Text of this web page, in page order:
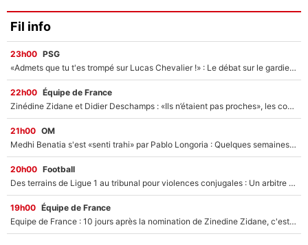
Fil info
23h00 PSG
«Admets que tu t'es trompé sur Lucas Chevalier !» : Le débat sur le gardien du PSG vire au clash à l'After Foot
22h00 Équipe de France
Zinédine Zidane et Didier Deschamps : «Ils n’étaient pas proches», les confidences d’un membre de l’équipe de France 1998 sur leur relation spéciale
21h00 OM
Medhi Benatia s'est «senti trahi» par Pablo Longoria : Quelques semaines après son départ, l'ancien directeur de football de l'OM règle ses comptes
20h00 Football
Des terrains de Ligue 1 au tribunal pour violences conjugales : Un arbitre français encourt une peine de 18 mois de prison !
19h00 Équipe de France
Equipe de France : 10 jours après la nomination de Zinedine Zidane, c'est au tour de son fils de prendre un nouveau départ !